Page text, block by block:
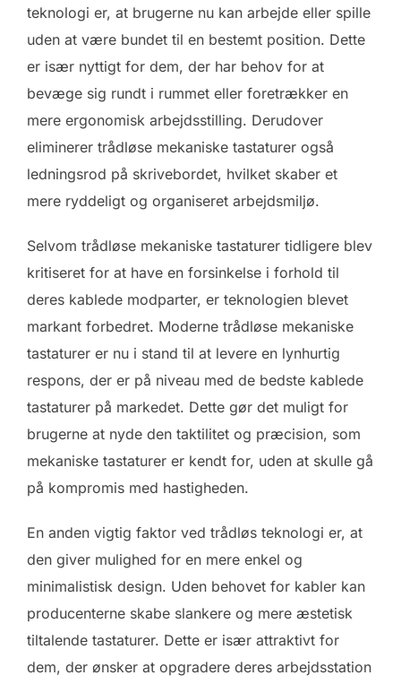
teknologi er, at brugerne nu kan arbejde eller spille
uden at være bundet til en bestemt position. Dette
er især nyttigt for dem, der har behov for at
bevæge sig rundt i rummet eller foretrækker en
mere ergonomisk arbejdsstilling. Derudover
eliminerer trådløse mekaniske tastaturer også
ledningsrod på skrivebordet, hvilket skaber et
mere ryddeligt og organiseret arbejdsmiljø.
Selvom trådløse mekaniske tastaturer tidligere blev
kritiseret for at have en forsinkelse i forhold til
deres kablede modparter, er teknologien blevet
markant forbedret. Moderne trådløse mekaniske
tastaturer er nu i stand til at levere en lynhurtig
respons, der er på niveau med de bedste kablede
tastaturer på markedet. Dette gør det muligt for
brugerne at nyde den taktilitet og præcision, som
mekaniske tastaturer er kendt for, uden at skulle gå
på kompromis med hastigheden.
En anden vigtig faktor ved trådløs teknologi er, at
den giver mulighed for en mere enkel og
minimalistisk design. Uden behovet for kabler kan
producenterne skabe slankere og mere æstetisk
tiltalende tastaturer. Dette er især attraktivt for
dem, der ønsker at opgradere deres arbejdsstation